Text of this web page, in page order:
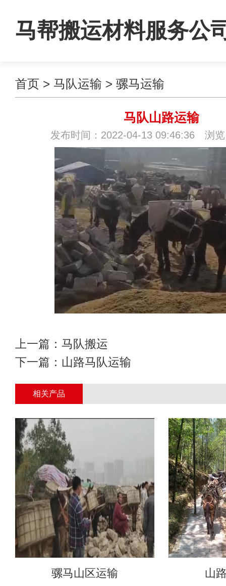
马帮搬运材料服务公
首页 > 马队运输 > 骡马运输
马队山路运输
发布时间：2022-04-13 09:46:36 浏览
上一篇： 马队搬运
下一篇： 山路马队运输
相关产品
骡马山区运输 山